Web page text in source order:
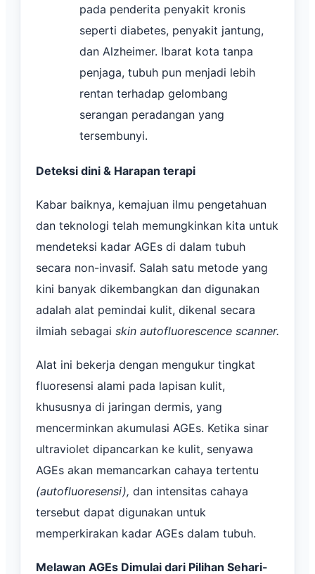
pada penderita penyakit kronis
seperti diabetes, penyakit jantung,
dan Alzheimer. Ibarat kota tanpa
penjaga, tubuh pun menjadi lebih
rentan terhadap gelombang
serangan peradangan yang
tersembunyi.
Deteksi dini & Harapan terapi
Kabar baiknya, kemajuan ilmu pengetahuan
dan teknologi telah memungkinkan kita untuk
mendeteksi kadar AGEs di dalam tubuh
secara non-invasif. Salah satu metode yang
kini banyak dikembangkan dan digunakan
adalah alat pemindai kulit, dikenal secara
ilmiah sebagai skin autofluorescence scanner.
Alat ini bekerja dengan mengukur tingkat
fluoresensi alami pada lapisan kulit,
khususnya di jaringan dermis, yang
mencerminkan akumulasi AGEs. Ketika sinar
ultraviolet dipancarkan ke kulit, senyawa
AGEs akan memancarkan cahaya tertentu
(autofluoresensi), dan intensitas cahaya
tersebut dapat digunakan untuk
memperkirakan kadar AGEs dalam tubuh.
Melawan AGEs Dimulai dari Pilihan Sehari-